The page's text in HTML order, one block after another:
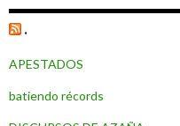
.
APESTADOS
batiendo récords